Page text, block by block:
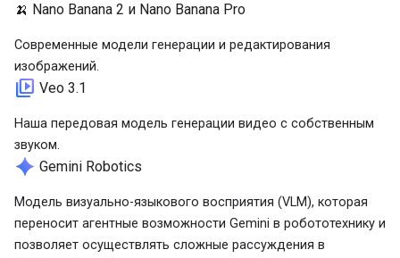
🍌 Nano Banana 2 и Nano Banana Pro
Современные модели генерации и редактирования
изображений.
video_library Veo 3.1
Наша передовая модель генерации видео с собственным
звуком.
spark Gemini Robotics
Модель визуально-языкового восприятия (VLM), которая
переносит агентные возможности Gemini в робототехнику и
позволяет осуществлять сложные рассуждения в